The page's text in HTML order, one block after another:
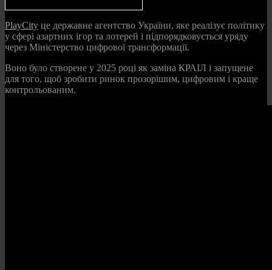
PlayCity це державне агентство України, яке реалізує політику
у сфері азартних ігор та лотерей і підпорядковується уряду
через Міністерство цифрової трансформації.
Воно було створене у 2025 році як заміна КРАІЛ і запущене
для того, щоб зробити ринок прозорішим, цифровим і краще
контрольованим.